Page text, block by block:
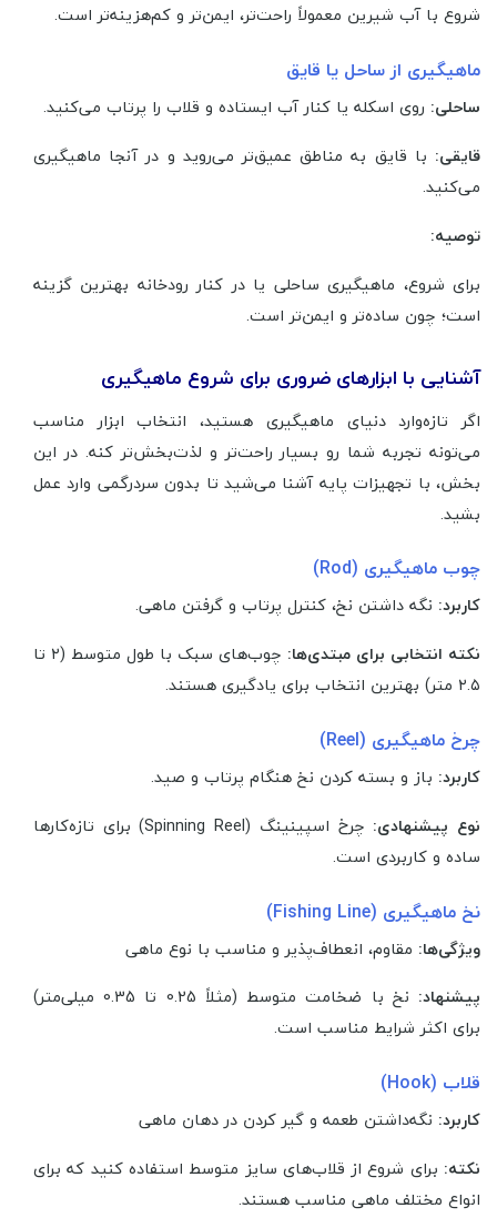
شروع با آب شیرین معمولاً راحت‌تر، ایمن‌تر و کم‌هزینه‌تر است.
ماهیگیری از ساحل یا قایق
ساحلی: روی اسکله یا کنار آب ایستاده و قلاب را پرتاب می‌کنید.
قایقی: با قایق به مناطق عمیق‌تر می‌روید و در آنجا ماهیگیری
می‌کنید.
توصیه:
برای شروع، ماهیگیری ساحلی یا در کنار رودخانه بهترین گزینه
است؛ چون ساده‌تر و ایمن‌تر است.
آشنایی با ابزارهای ضروری برای شروع ماهیگیری
اگر تازه‌وارد دنیای ماهیگیری هستید، انتخاب ابزار مناسب
می‌تونه تجربه شما رو بسیار راحت‌تر و لذت‌بخش‌تر کنه. در این
بخش، با تجهیزات پایه آشنا می‌شید تا بدون سردرگمی وارد عمل
بشید.
چوب ماهیگیری (Rod)
کاربرد: نگه داشتن نخ، کنترل پرتاب و گرفتن ماهی.
نکته انتخابی برای مبتدی‌ها:
چوب‌های سبک با طول متوسط (۲ تا
۲.۵ متر) بهترین انتخاب برای یادگیری هستند.
چرخ ماهیگیری (Reel)
کاربرد: باز و بسته کردن نخ هنگام پرتاب و صید.
نوع پیشنهادی:
چرخ اسپینینگ (Spinning Reel) برای تازه‌کارها
ساده و کاربردی است.
نخ ماهیگیری (Fishing Line)
ویژگی‌ها: مقاوم، انعطاف‌پذیر و مناسب با نوع ماهی
پیشنهاد:
نخ با ضخامت متوسط (مثلاً 0.25 تا 0.35 میلی‌متر)
برای اکثر شرایط مناسب است.
قلاب (Hook)
کاربرد: نگه‌داشتن طعمه و گیر کردن در دهان ماهی
نکته: برای شروع از قلاب‌های سایز متوسط استفاده کنید که برای
انواع مختلف ماهی مناسب هستند.